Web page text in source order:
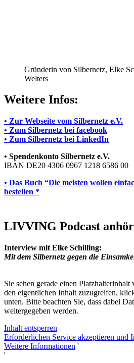
Gründerin von Silbernetz, Elke
Welters
Weitere Infos:
• Zur Webseite vom Silbernetz e.V.
• Zum Silbernetz bei facebook
• Zum Silbernetz bei LinkedIn
• Spendenkonto Silbernetz e.V.
IBAN DE20 4306 0967 1218 6586 00
• Das Buch “Die meisten wollen
bestellen *
LIVVING Podcast
Interview mit Elke Schilling:
Mit dem Silbernetz gegen die
Sie sehen gerade einen Platzhalterinhalt
den eigentlichen Inhalt zuzugreifen,
unten. Bitte beachten Sie, dass dabei
weitergegeben werden.
Inhalt entsperren
Erforderlichen Service akzeptieren und
Weitere Informationen '
'